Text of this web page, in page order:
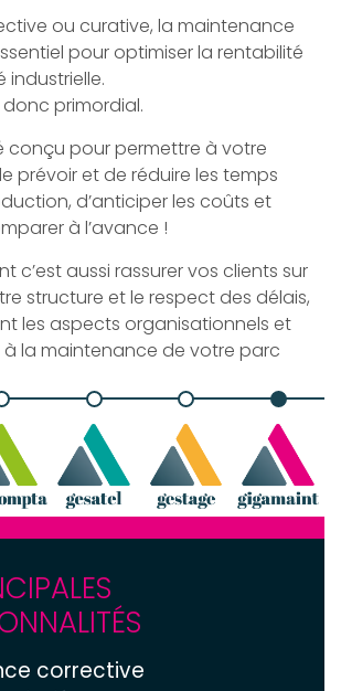
ou curative, la maintenance
pour optimiser la rentabilité
primordial.
conçu pour permettre à votre
prévoir et de réduire les temps
d’anticiper les coûts et
à l’avance !
c’est aussi rassurer vos clients sur
structure et le respect des délais,
les aspects organisationnels et
la maintenance de votre parc
corrective